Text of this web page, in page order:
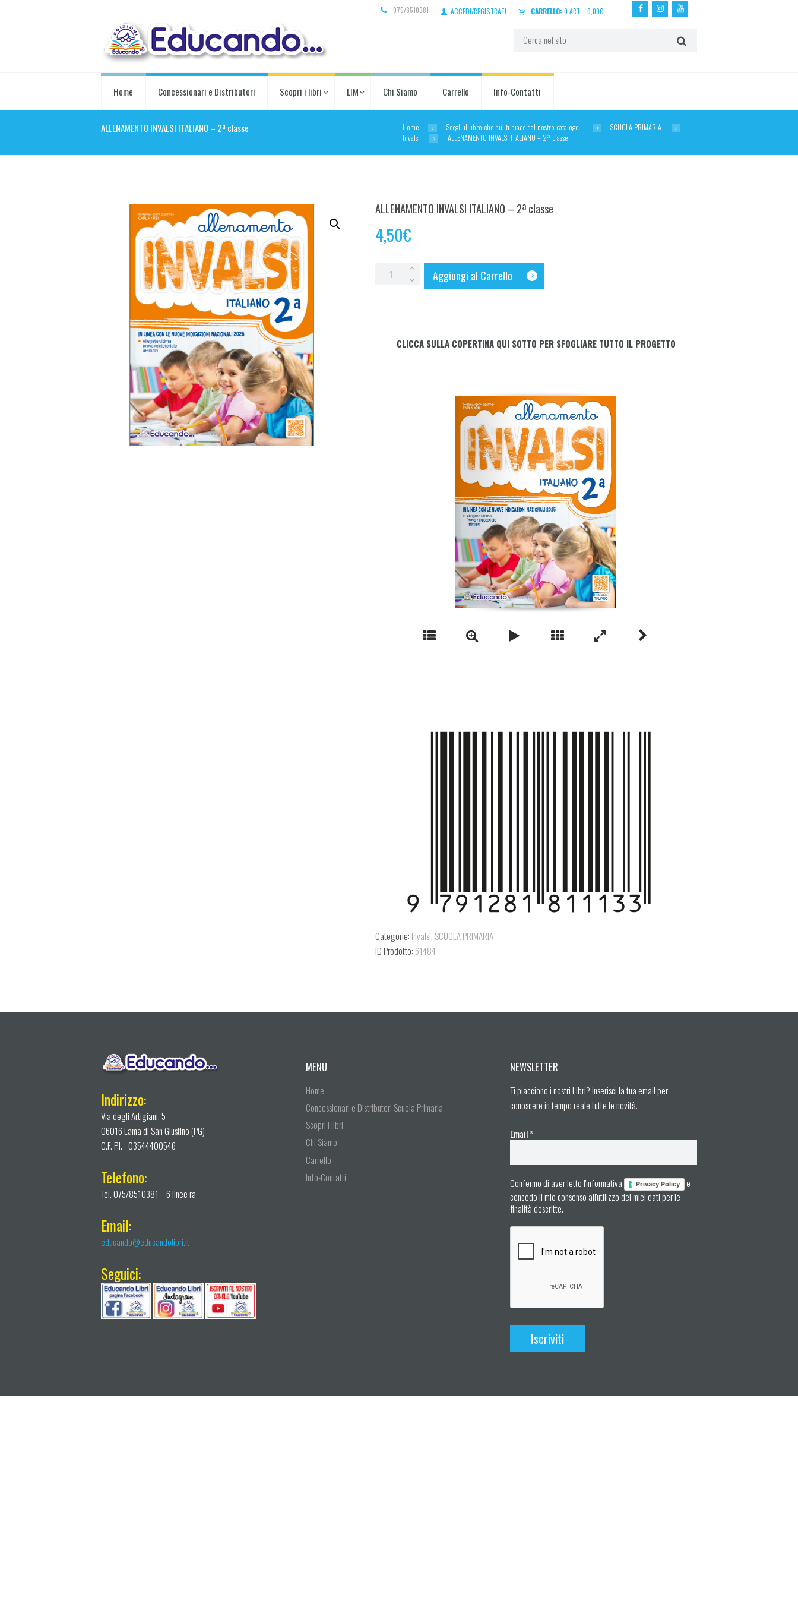
075/8510381 ACCEDI/REGISTRATI CARRELLO: 0 ART. - 0,00€
Home Concessionari e Distributori Scopri i libri LIM Chi Siamo Carrello Info-Contatti
ALLENAMENTO INVALSI ITALIANO – 2ª classe Home Scegli il libro che più ti piace dal nostro catalogo…
SCUOLA PRIMARIA
Invalsi
ALLENAMENTO INVALSI ITALIANO – 2ª classe
ALLENAMENTO INVALSI ITALIANO – 2ª classe
4,50€
ALLENAMENTO
Aggiungi al Carrello
CLICCA SULLA COPERTINA QUI SOTTO PER SFOGLIARE TUTTO IL PROGETTO
Categorie: Invalsi, SCUOLA PRIMARIA
ID Prodotto: 61484
Indirizzo:
Via degli Artigiani, 5
06016 Lama di San Giustino (PG)
C.F. P.I. - 03544400546
Telefono:
Tel. 075/8510381 – 6 linee ra
Email:
educando@educandolibri.it
Seguici:
MENU
Home
Concessionari e Distributori Scuola Primaria
Scopri i libri
Chi Siamo
Carrello
Info-Contatti
NEWSLETTER
Ti piacciono i nostri Libri? Inserisci la tua email per
conoscere in tempo reale tutte le novità.
Email*
Confermo di aver letto l'informativa Privacy Policy
e
concedo il mio consenso all'utilizzo dei miei dati per le
finalità descritte.